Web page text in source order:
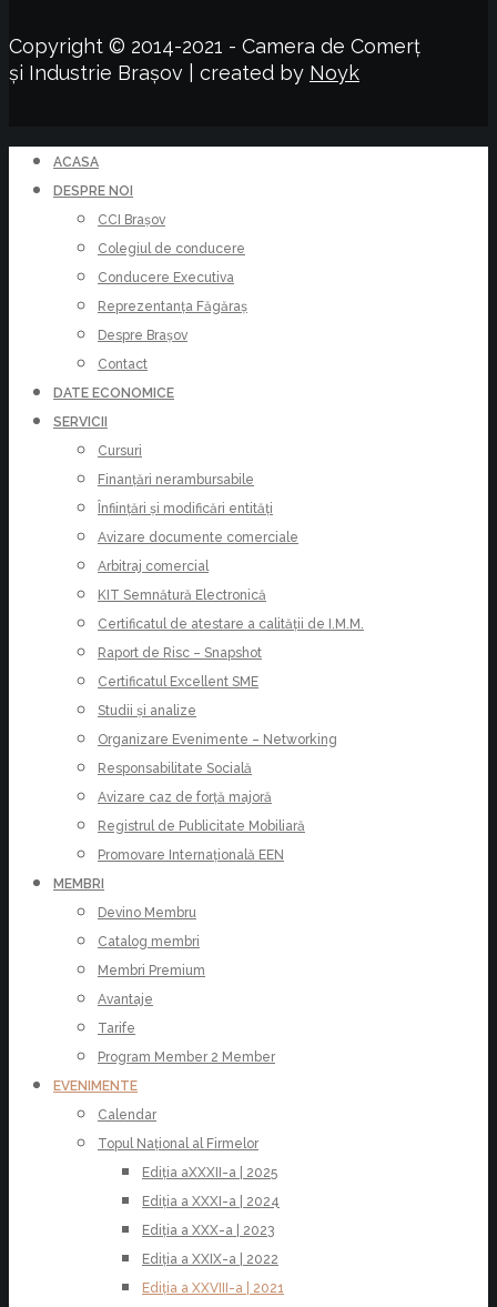
Copyright © 2014-2021 - Camera de Comerț
și Industrie Brașov | created by Noyk
ACASA
DESPRE NOI
CCI Brașov
Colegiul de conducere
Conducere Executiva
Reprezentanța Făgăraș
Despre Brașov
Contact
DATE ECONOMICE
SERVICII
Cursuri
Finanțări nerambursabile
Înființări și modificări entități
Avizare documente comerciale
Arbitraj comercial
KIT Semnătură Electronică
Certificatul de atestare a calității de I.M.M.
Raport de Risc – Snapshot
Certificatul Excellent SME
Studii și analize
Organizare Evenimente – Networking
Responsabilitate Socială
Avizare caz de forță majoră
Registrul de Publicitate Mobiliară
Promovare Internațională EEN
MEMBRI
Devino Membru
Catalog membri
Membri Premium
Avantaje
Tarife
Program Member 2 Member
EVENIMENTE
Calendar
Topul Național al Firmelor
Ediția aXXXII-a | 2025
Ediția a XXXI-a | 2024
Ediția a XXX-a | 2023
Ediția a XXIX-a | 2022
Ediția a XXVIII-a | 2021